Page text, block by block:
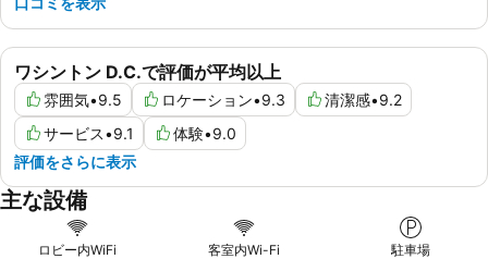
ワシントン D.C.で評価が平均以上
雰囲気•9.5 ロケーション•9.3 清潔感•9.2
サービス•9.1 体験•9.0
評価をさらに表示
主な設備
ロビー内WiFi 客室内Wi-Fi 駐車場